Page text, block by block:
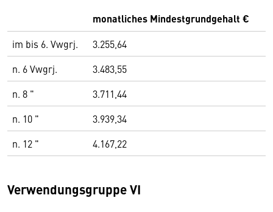
monatliches Mindestgrundgehalt €
im bis 6. Vwgrj.
3.255,64
n. 6 Vwgrj.
3.483,55
n. 8 "
3.711,44
n. 10 "
3.939,34
n. 12 "
4.167,22
Verwendungsgruppe VI